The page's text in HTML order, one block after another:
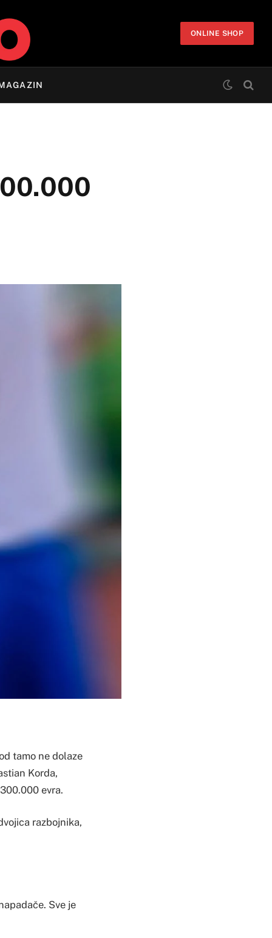
ONLINE SHOP
tamo ne dolaze
Korda,
evra.
razbojnika,
Sve je